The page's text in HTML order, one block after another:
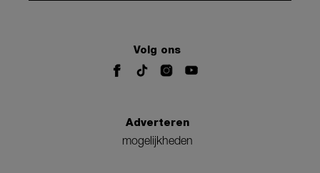
Volg ons
Adverteren
mogelijkheden